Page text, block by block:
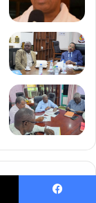
الأخيرة